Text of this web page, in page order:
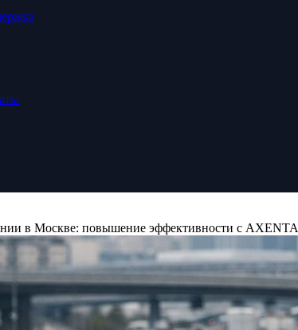
в Москве: повышение эффективности с AXENTA